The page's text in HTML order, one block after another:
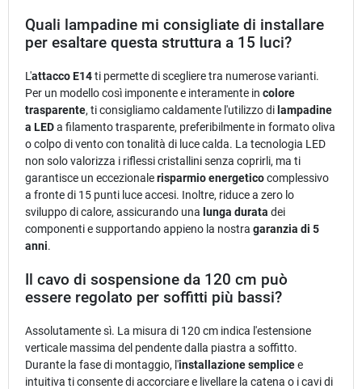
Quali lampadine mi consigliate di installare
per esaltare questa struttura a 15 luci?
L'attacco E14ti permette di scegliere tra numerose varianti.
Per un modello così imponente e interamente in colore
trasparente, ti consigliamo caldamente l'utilizzo di lampadine
a LEDa filamento trasparente, preferibilmente in formato oliva
o colpo di vento con tonalità di luce calda. La tecnologia LED
non solo valorizza i riflessi cristallini senza coprirli, ma ti
garantisce un eccezionalerisparmio energeticocomplessivo
a fronte di 15 punti luce accesi. Inoltre, riduce a zero lo
sviluppo di calore, assicurando una lunga durata dei
componenti e supportando appieno la nostra garanzia di 5
anni.
Il cavo di sospensione da 120 cm può
essere regolato per soffitti più bassi?
Assolutamente sì. La misura di 120 cm indica l'estensione
verticale massima del pendente dalla piastra a soffitto.
Durante la fase di montaggio, l'installazione semplicee
intuitiva ti consente di accorciare e livellare la catena o i cavi di